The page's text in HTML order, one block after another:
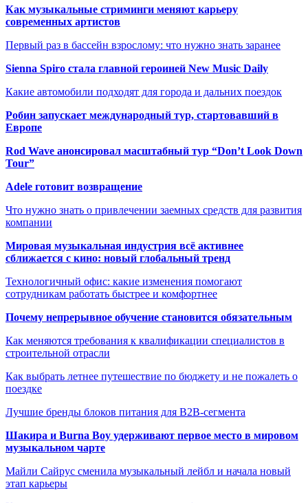
Как музыкальные стриминги меняют карьеру
современных артистов
Первый раз в бассейн взрослому: что нужно знать заранее
Sienna Spiro стала главной героиней New Music Daily
Какие автомобили подходят для города и дальних поездок
Робин запускает международный тур, стартовавший в
Европе
Rod Wave анонсировал масштабный тур “Don’t Look Down
Tour”
Adele готовит возвращение
Что нужно знать о привлечении заемных средств для развития
компании
Мировая музыкальная индустрия всё активнее
сближается с кино: новый глобальный тренд
Технологичный офис: какие изменения помогают
сотрудникам работать быстрее и комфортнее
Почему непрерывное обучение становится обязательным
Как меняются требования к квалификации специалистов в
строительной отрасли
Как выбрать летнее путешествие по бюджету и не пожалеть о
поездке
Лучшие бренды блоков питания для B2B-сегмента
Шакира и Burna Boy удерживают первое место в мировом
музыкальном чарте
Майли Сайрус сменила музыкальный лейбл и начала новый
этап карьеры